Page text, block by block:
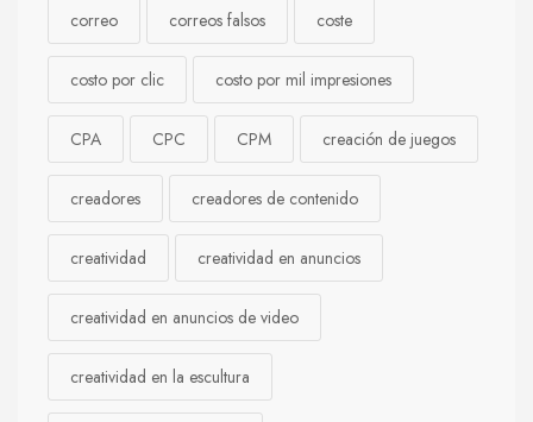
correo correos falsos coste
costo por clic costo por mil impresiones
CPA CPC CPM creación de juegos
creadores creadores de contenido
creatividad creatividad en anuncios
creatividad en anuncios de video
creatividad en la escultura